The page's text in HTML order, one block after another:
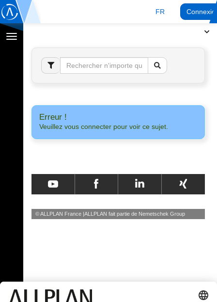
FR
Afficher
Erreur !
Veuillez vous connecter pour voir ce sujet.
© ALLPLAN France ALLPLAN fait partie de Nemetschek Group